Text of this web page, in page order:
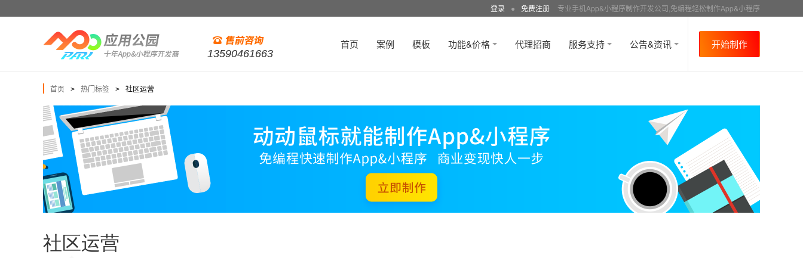
登录 ● 免费注册 专业手机App&小程序制作开发公司,免编程轻松制作App&小程序
13590461663
首页 案例 模板 功能&价格 代理招商 服务支持 公告&资讯 开始制作
首页 > 热门标签 > 社区运营
社区运营